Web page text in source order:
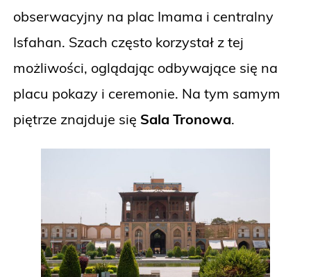
obserwacyjny na plac Imama i centralny
Isfahan. Szach często korzystał z tej
możliwości, oglądając odbywające się na
placu pokazy i ceremonie. Na tym samym
piętrze znajduje się Sala Tronowa.